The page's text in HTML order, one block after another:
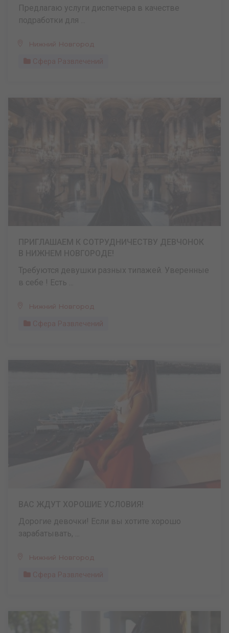
Предлагаю услуги диспетчера в качестве
подработки для ...
Нижний Новгород
Сфера Развлечений
Требуются девушки разных типажей. Уверенные
в себе ! Есть ...
Нижний Новгород
Сфера Развлечений
Дорогие девочки! Если вы хотите хорошо
зарабатывать, ...
Нижний Новгород
Сфера Развлечений